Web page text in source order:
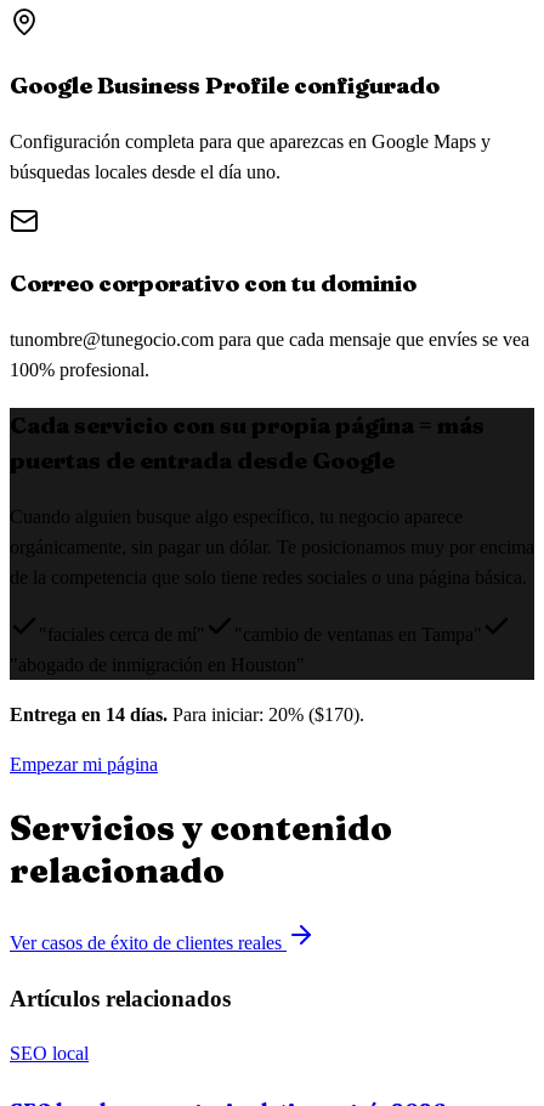
Google Business Profile configurado
Configuración completa para que aparezcas en Google Maps y
búsquedas locales desde el día uno.
Correo corporativo con tu dominio
tunombre@tunegocio.com para que cada mensaje que envíes se vea
100% profesional.
Cada servicio con su propia página = más
puertas de entrada desde Google
Cuando alguien busque algo específico, tu negocio aparece
orgánicamente, sin pagar un dólar. Te posicionamos muy por encima
de la competencia que solo tiene redes sociales o una página básica.
"faciales cerca de mí"
"cambio de ventanas en Tampa"
"abogado de inmigración en Houston"
Entrega en 14 días. Para iniciar: 20% ($170).
Empezar mi página
Servicios y contenido
relacionado
Ver casos de éxito de clientes reales
Artículos relacionados
SEO local